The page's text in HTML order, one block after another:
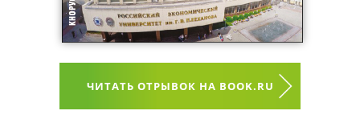
ЧИТАТЬ ОТРЫВОК НА BOOK.RU